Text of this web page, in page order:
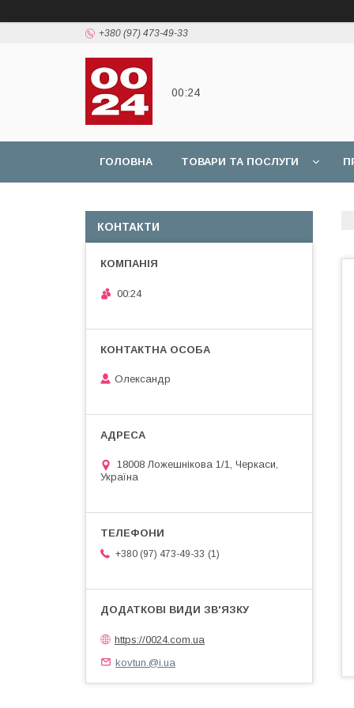
+380 (97) 473-49-33
00:24
ГОЛОВНА ТОВАРИ ТА ПОСЛУГИ
КОНТАКТИ
00:24
Олександр
18008 Ложешнікова 1/1, Черкаси,
Україна
+380 (97) 473-49-33 1
https://0024.com.ua
kovtun.@i.ua